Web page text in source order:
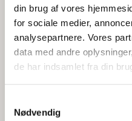
din brug af vores
for sociale medier,
analysepartnere. Vores
data med andre
de har indsamlet fra din
Nødvendig
Jeg accepterer
henhold tilprivatlivspolitikken